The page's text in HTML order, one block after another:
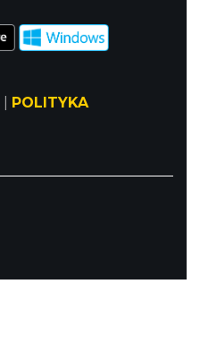
POLITYKA